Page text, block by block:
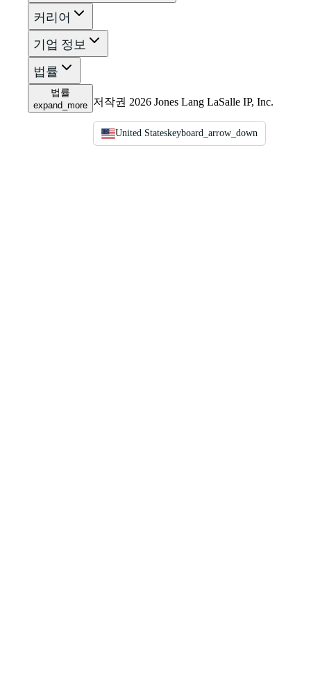
커리어
기업 정보
법률
법률
expand_more 저작권 2026 Jones Lang LaSalle IP, Inc.
United Stateskeyboard_arrow_down